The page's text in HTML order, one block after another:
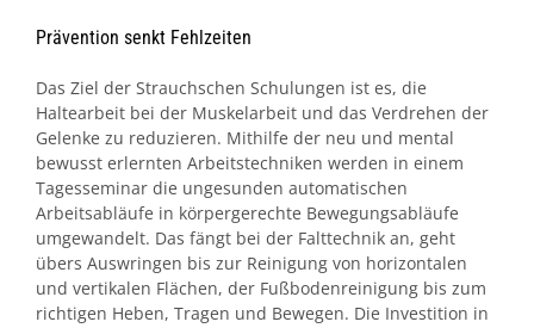
Prävention senkt Fehlzeiten
Das Ziel der Strauchschen Schulungen ist es, die
Haltearbeit bei der Muskelarbeit und das Verdrehen der
Gelenke zu reduzieren. Mithilfe der neu und mental
bewusst erlernten Arbeitstechniken werden in einem
Tagesseminar die ungesunden automatischen
Arbeitsabläufe in körpergerechte Bewegungsabläufe
umgewandelt. Das fängt bei der Falttechnik an, geht
übers Auswringen bis zur Reinigung von horizontalen
und vertikalen Flächen, der Fußbodenreinigung bis zum
richtigen Heben, Tragen und Bewegen. Die Investition in